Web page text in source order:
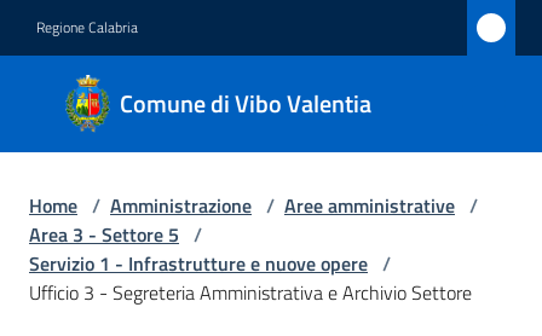
Regione Calabria
Comune di Vibo Valentia
Comune
di Vibo
Valentia
Amministrazione
Menu selezionato
Home / Amministrazione / Aree amministrative /
Area 3 - Settore 5 /
Servizio 1 - Infrastrutture e nuove opere /
Ufficio 3 - Segreteria Amministrativa e Archivio Settore